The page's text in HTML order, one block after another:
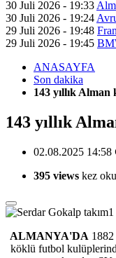
30 Juli 2026 - 19:33
30 Juli 2026 - 19:24
29 Juli 2026 - 19:48
29 Juli 2026 - 19:45
ANASAYFA
Son dakika
143 yıllık
143 yıllık
02.08.2025 14:58
395 views kez
ALMANYA'DA
köklü futbol